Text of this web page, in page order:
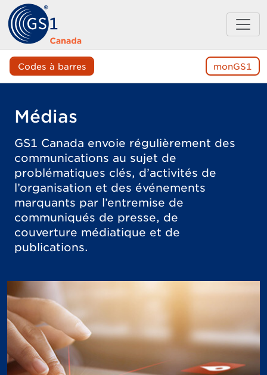
Codes à barres monGS1
Médias
GS1 Canada envoie régulièrement des
communications au sujet de
problématiques clés, d’activités de
l’organisation et des événements
marquants par l’entremise de
communiqués de presse, de
couverture médiatique et de
publications.